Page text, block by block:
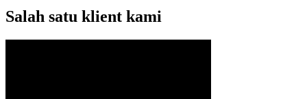
Salah satu klient kami